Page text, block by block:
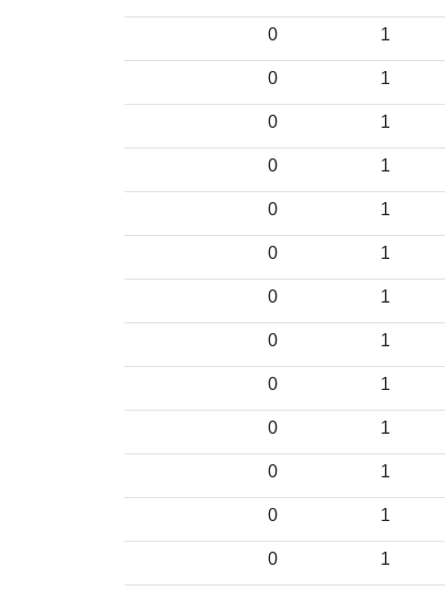
1
0
1
0
1
0
1
0
1
0
1
0
1
0
1
0
1
0
1
0
1
0
1
0
1
0